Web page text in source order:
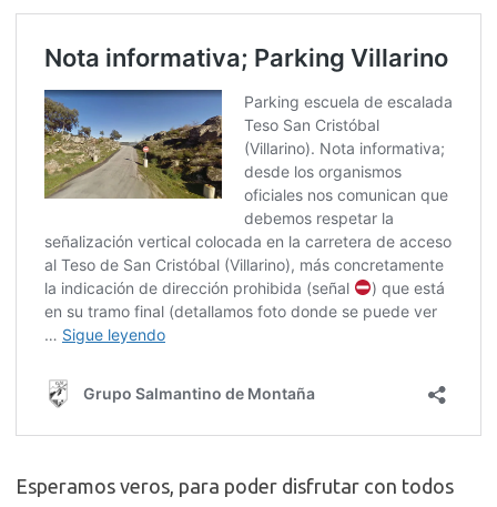
Esperamos veros, para poder disfrutar con todos